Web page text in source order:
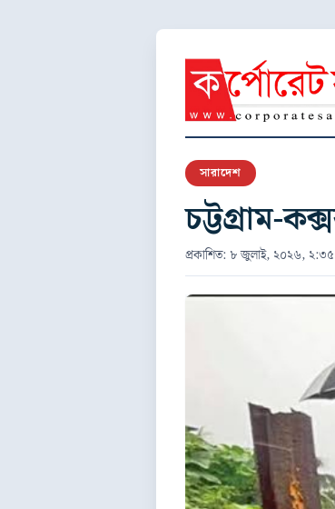
সারাদেশ
চট্টগ্রাম-
প্রকাশিত: ৮ জুলাই, ২০২৬, ২:৩৫